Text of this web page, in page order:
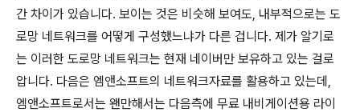
간 차이가 있습니다. 보이는 것은 비슷해 보여도, 내부적으로는 도
로망 네트워크를 어떻게 구성했느냐가 다른 겁니다. 제가 알기로
는 이러한 도로망 네트워크는 현재 네이버만 보유하고 있는 걸로
압니다. 다음은 엠앤소프트의 네트워크자료를 활용하고 있는데,
엠앤소프트로서는 왠만해서는 다음측에 무료 내비게이션용 라이